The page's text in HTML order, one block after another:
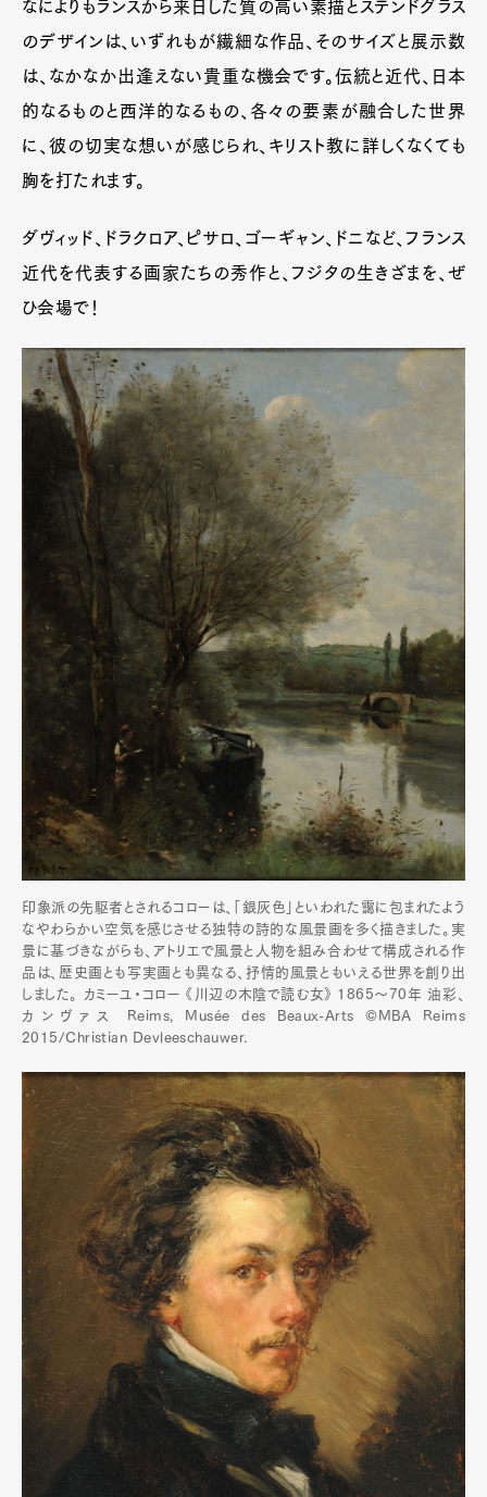
なによりもランスから来日した質の高い素描とステンドグラス
のデザインは、いずれもが繊細な作品、そのサイズと展示数
は、なかなか出逢えない貴重な機会です。伝統と近代、日本
的なるものと西洋的なるもの、各々の要素が融合した世界
に、彼の切実な想いが感じられ、キリスト教に詳しくなくても
胸を打たれます。
ダヴィッド、ドラクロア、ピサロ、ゴーギャン、ドニなど、フランス
近代を代表する画家たちの秀作と、フジタの生きざまを、ぜ
ひ会場で！
印象派の先駆者とされるコローは、「銀灰色」といわれた靄に包まれたよう
なやわらかい空気を感じさせる独特の詩的な風景画を多く描きました。実
景に基づきながらも、アトリエで風景と人物を組み合わせて構成される作
品は、歴史画とも写実画とも異なる、抒情的風景ともいえる世界を創り出
しました。 カミーユ・コロー 《川辺の木陰で読む女》 1865～70年 油彩、
カンヴァス Reims, Musée des Beaux-Arts ©MBA Reims
2015/Christian Devleeschauwer.